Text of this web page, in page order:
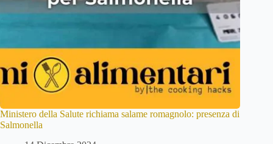
Ministero della Salute richiama salame romagnolo: presenza di
Salmonella